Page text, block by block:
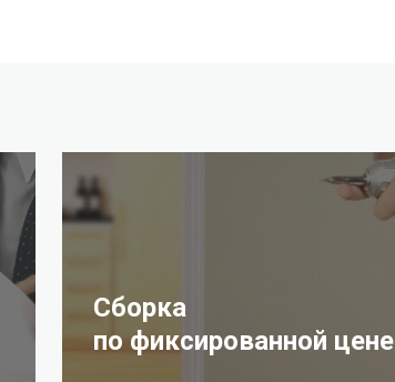
Сборка
по фиксированной цене